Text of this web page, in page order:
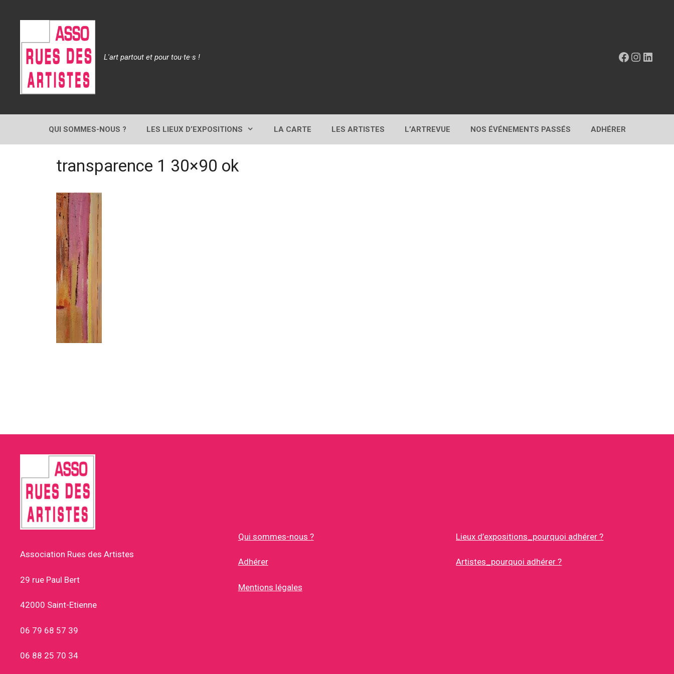
L'art partout et pour tou·te·s ! Facebook
QUI SOMMES-NOUS ? LES LIEUX D’EXPOSITIONS LA CARTE LES ARTISTES L’ARTREVUE NOS ÉVÉNEMENTS PASSÉS ADHÉRER
transparence 1 30×90 ok
Association Rues des Artistes
29 rue Paul Bert
42000 Saint-Etienne
06 79 68 57 39
06 88 25 70 34
Qui sommes-nous ?
Adhérer
Mentions légales
Lieux d’expositions_pourquoi adhérer ?
Artistes_pourquoi adhérer ?